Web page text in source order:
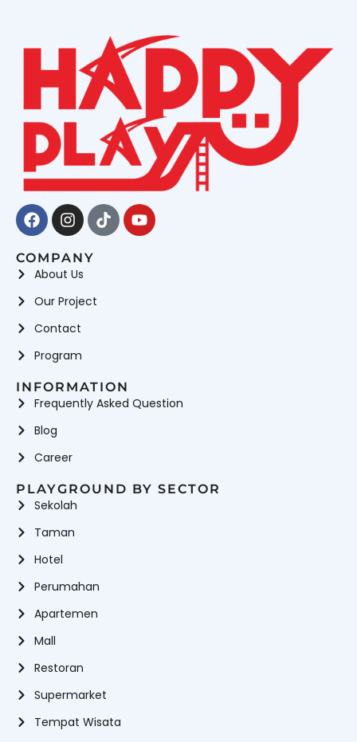
Facebook
Instagram
TiktokYoutube
COMPANY
About Us
Our Project
Contact
Program
INFORMATION
Frequently Asked Question
Blog
Career
PLAYGROUND BY SECTOR
Sekolah
Taman
Hotel
Perumahan
Apartemen
Mall
Restoran
Supermarket
Tempat Wisata